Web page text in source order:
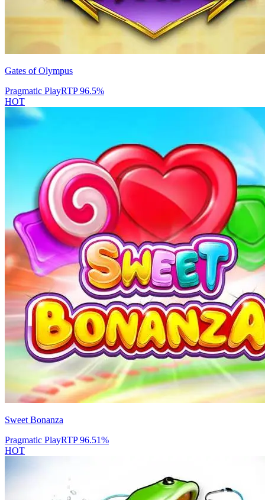
Gates of Olympus
Pragmatic PlayRTP96.5%
HOT
Sweet Bonanza
Pragmatic PlayRTP96.51%
HOT